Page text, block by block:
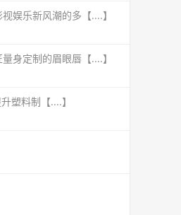
娱乐新风潮的多【....】
身定制的眉眼唇【....】
塑料制【....】